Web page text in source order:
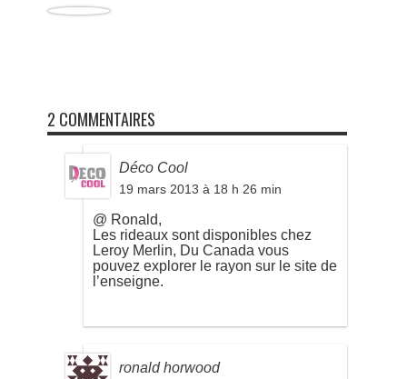
2 COMMENTAIRES
Déco Cool
19 mars 2013 à 18 h 26 min
@ Ronald,
Les rideaux sont disponibles chez
Leroy Merlin, Du Canada vous
pouvez explorer le rayon sur le site de
l’enseigne.
ronald horwood